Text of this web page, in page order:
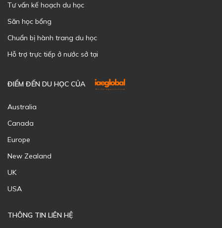
Tư vấn kế hoạch du học
Săn học bổng
Chuẩn bị hành trang du học
Hỗ trợ trực tiếp ở nước sở tại
ĐIỂM ĐẾN DU HỌC CỦA
Australia
Canada
Europe
New Zealand
UK
USA
THÔNG TIN LIÊN HỆ